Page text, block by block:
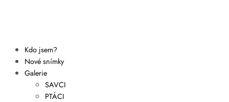
Kdo jsem?
Nové snímky
Galerie
SAVCI
PTÁCI